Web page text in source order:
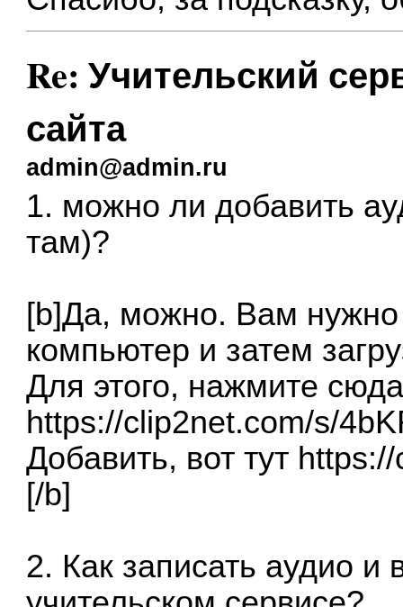
Re: Учительский
сайта
admin@admin.ru
1. можно ли добавить
там)?
[b]Да, можно. Вам нужно
компьютер и затем
Для этого, нажмите
https://clip2net.com/s/
Добавить, вот тут
[/b]
2. Как записать аудио